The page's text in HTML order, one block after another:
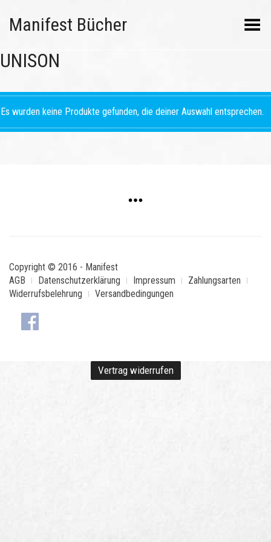
Manifest Bücher Menü umschalten
UNISON
Es wurden keine Produkte gefunden, die deiner Auswahl entsprechen.
Copyright © 2016 - Manifest
AGB
Datenschutzerklärung Impressum
Zahlungsarten
Widerrufsbelehrung
Versandbedingungen
Vertrag widerrufen